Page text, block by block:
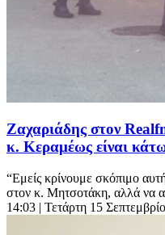
Ζαχαριάδης στον
κ. Κεραμέως είναι
“Εμείς κρίνουμε σκόπιμο
στον κ. Μητσοτάκη, αλλά να
14:03 | Τετάρτη 15